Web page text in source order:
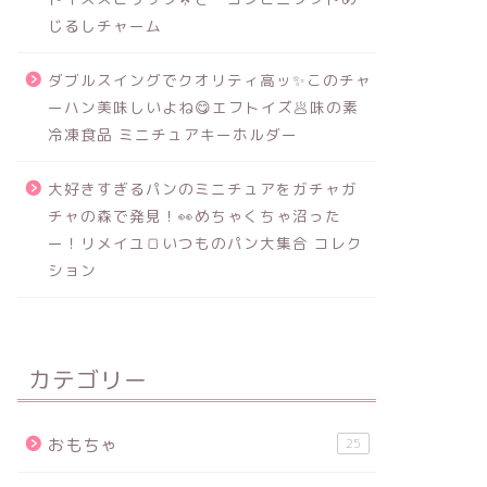
じるしチャーム
ダブルスイングでクオリティ高ッ✨このチャ
ーハン美味しいよね😋エフトイズ🥟味の素
冷凍食品 ミニチュアキーホルダー
大好きすぎるパンのミニチュアをガチャガ
チャの森で発見！👀めちゃくちゃ沼った
ー！リメイユ🍞いつものパン大集合 コレク
ション
カテゴリー
おもちゃ 25